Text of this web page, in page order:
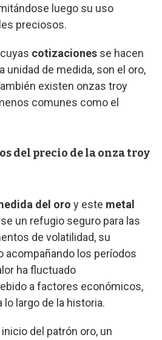
luego su uso
preciosos.
cotizaciones se hacen
unidad de medida, son el oro,
existen onzas troy
comunes como el
del precio de la onza troy
del oro y este metal
un refugio seguro para las
de volatilidad, su
acompañando los períodos
ha fluctuado
a factores económicos,
largo de la historia.
del patrón oro, un